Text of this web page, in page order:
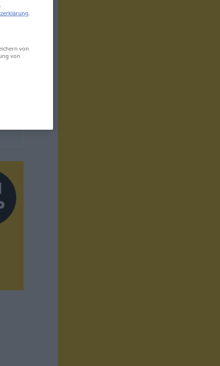
.
von
von